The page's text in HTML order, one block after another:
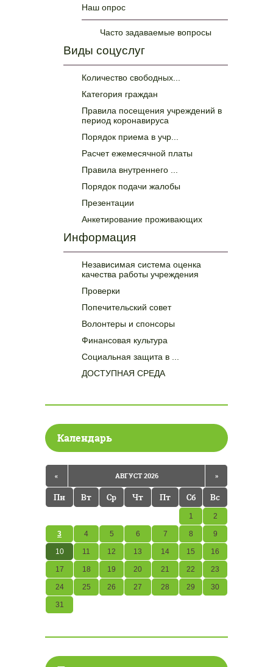
Наш опрос
Часто задаваемые вопросы
Виды соцуслуг
Количество свободных...
Категория граждан
Правила посещения учреждений в
период коронавируса
Порядок приема в учр...
Расчет ежемесячной платы
Правила внутреннего ...
Порядок подачи жалобы
Презентации
Анкетирование проживающих
Информация
Независимая система оценка
качества работы учреждения
Проверки
Попечительский совет
Волонтеры и спонсоры
Финансовая культура
Социальная защита в ...
ДОСТУПНАЯ СРЕДА
Календарь
« АВГУСТ 2026 »
Пн Вт Ср Чт Пт Сб Вс
1 2
3 4 5 6 7 8 9
10 11 12 13 14 15 16
17 18 19 20 21 22 23
24 25 26 27 28 29 30
31